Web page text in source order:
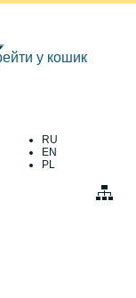
у кошик
RU
EN
PL